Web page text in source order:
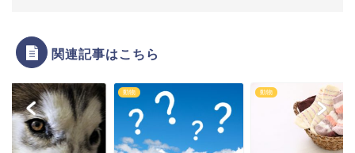
Powered by livedoor 相互RSS
関連記事はこちら
動物 動物